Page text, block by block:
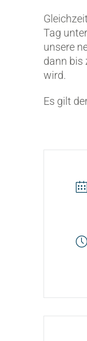
Tag
unsere
dann bis
wird.
Es gilt